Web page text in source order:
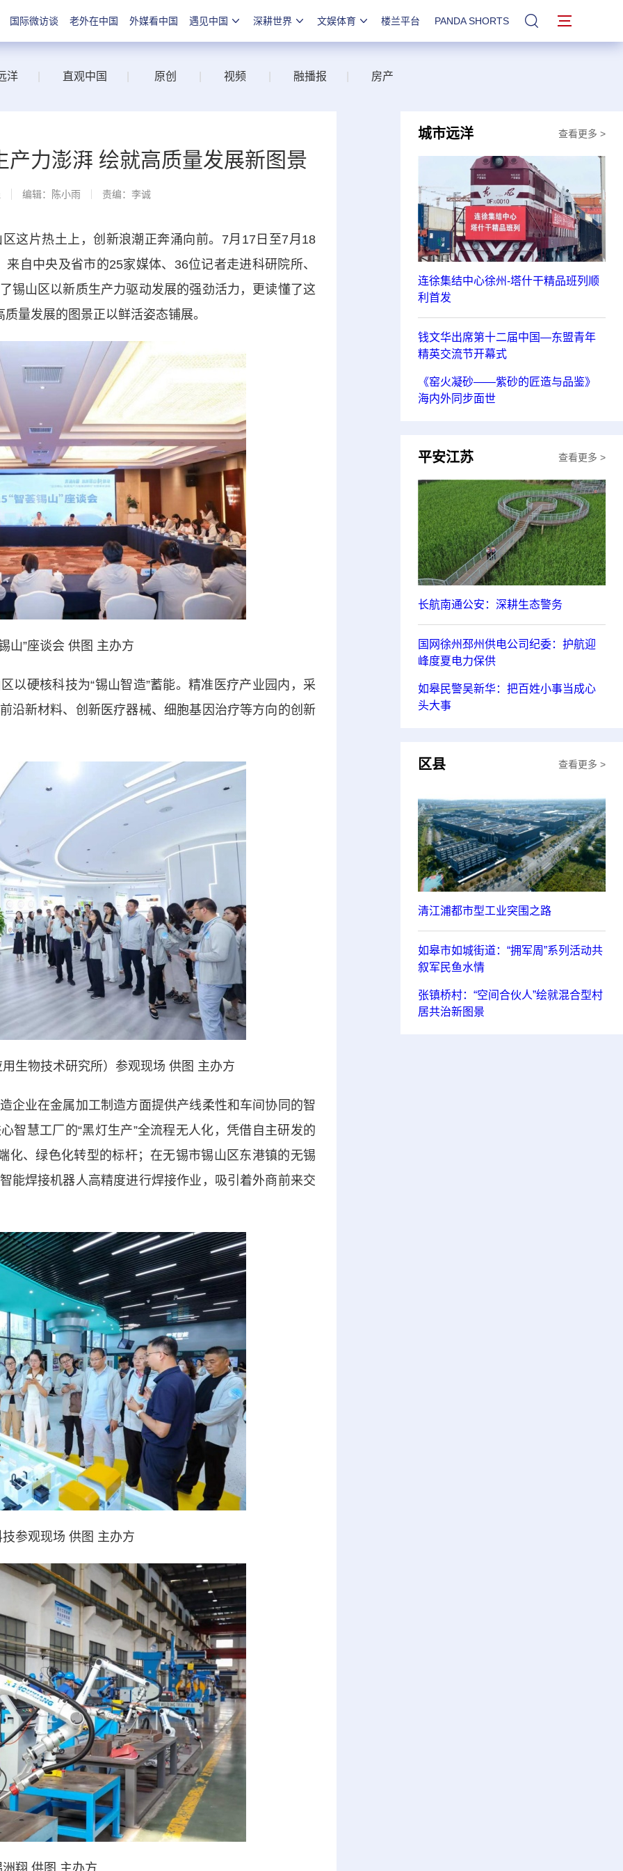
国际微访谈 老外在中国 外媒看中国 遇见中国 深耕世界 文娱体育 楼兰平台 PANDA SHORTS 站内搜索
洋 直观中国 原创 视频 融播报 房产
力澎湃 绘就高质量发展新图景
编辑：陈小雨 责编：李诚
片热土上，创新浪潮正奔涌向前。7月17日至7月18
来自中央及省市的25家媒体、36位记者走进科研院所、
锡山区以新质生产力驱动发展的强劲活力，更读懂了这
量发展的图景正以鲜活姿态铺展。
山”座谈会 供图 主办方
硬核科技为“锡山智造”蓄能。精准医疗产业园内，采
沿新材料、创新医疗器械、细胞基因治疗等方向的创新
生物技术研究所）参观现场 供图 主办方
业在金属加工制造方面提供产线柔性和车间协同的智
智慧工厂的“黑灯生产”全流程无人化，凭借自主研发的
化、绿色化转型的标杆；在无锡市锡山区东港镇的无锡
能焊接机器人高精度进行焊接作业，吸引着外商前来交
参观现场 供图 主办方
翔 供图 主办方
查看更多 >
城市远洋
连徐集结中心徐州-塔什干精品班列顺
利首发
钱文华出席第十二届中国—东盟青年
精英交流节开幕式
《窑火凝砂——紫砂的匠造与品鉴》
海内外同步面世
查看更多 >
平安江苏
长航南通公安：深耕生态警务
国网徐州邳州供电公司纪委：护航迎
峰度夏电力保供
如皋民警吴新华：把百姓小事当成心
头大事
查看更多 >
区县
清江浦都市型工业突围之路
如皋市如城街道：“拥军周”系列活动共
叙军民鱼水情
张镇桥村：“空间合伙人”绘就混合型村
居共治新图景